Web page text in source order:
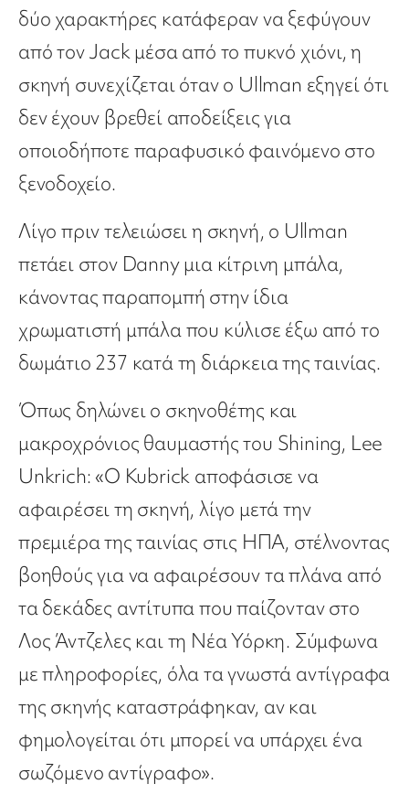
δύο χαρακτήρες κατάφεραν να ξεφύγουν
από τον Jack μέσα από το πυκνό χιόνι, η
σκηνή συνεχίζεται όταν ο Ullman εξηγεί ότι
δεν έχουν βρεθεί αποδείξεις για
οποιοδήποτε παραφυσικό φαινόμενο στο
ξενοδοχείο.
Λίγο πριν τελειώσει η σκηνή, ο Ullman
πετάει στον Danny μια κίτρινη μπάλα,
κάνοντας παραπομπή στην ίδια
χρωματιστή μπάλα που κύλισε έξω από το
δωμάτιο 237 κατά τη διάρκεια της ταινίας.
Όπως δηλώνει ο σκηνοθέτης και
μακροχρόνιος θαυμαστής του Shining, Lee
Unkrich: «Ο Kubrick αποφάσισε να
αφαιρέσει τη σκηνή, λίγο μετά την
πρεμιέρα της ταινίας στις ΗΠΑ, στέλνοντας
βοηθούς για να αφαιρέσουν τα πλάνα από
τα δεκάδες αντίτυπα που παίζονταν στο
Λος Άντζελες και τη Νέα Υόρκη. Σύμφωνα
με πληροφορίες, όλα τα γνωστά αντίγραφα
της σκηνής καταστράφηκαν, αν και
φημολογείται ότι μπορεί να υπάρχει ένα
σωζόμενο αντίγραφο».